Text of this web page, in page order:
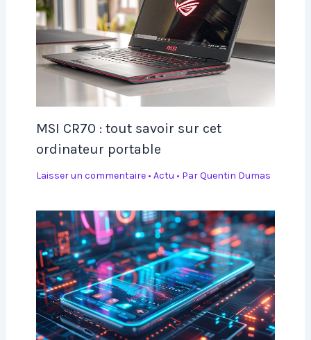
MSI CR70 : tout savoir sur cet
ordinateur portable
Laisser un commentaire • Actu • ParQuentin Dumas